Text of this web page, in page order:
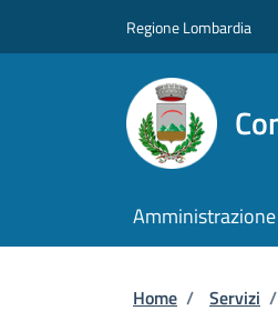
Regione Lombardia
Amministrazione
Home / Servizi /